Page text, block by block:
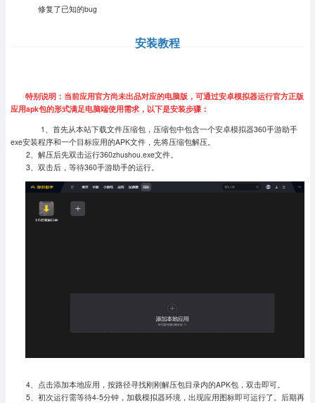
修复了已知的bug
安装教程
特别说明：当前应用官方尚未出品对应的电脑版，可通过安卓模拟器运行官方正版
应用apk包的形式满足电脑端使用需求，以下是安装步骤：
1、首先从本站下载文件压缩包，压缩包中包含一个安卓模拟器360手游助手
exe安装程序和一个目标应用的APK文件，先将压缩包解压。
2、解压后先双击运行360zhushou.exe文件。
3、双击后，等待360手游助手的运行。
4、点击添加本地应用，按路径寻找刚刚解压包目录内的APK包，双击即可。
5、初次运行需等待4-5分钟，加载模拟器环境，出现应用图标即可运行了。
后期再